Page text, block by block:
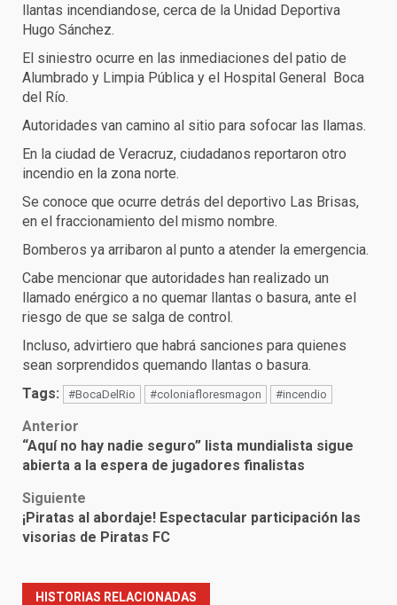
llantas incendiandose, cerca de la Unidad Deportiva
Hugo Sánchez.
El siniestro ocurre en las inmediaciones del patio de
Alumbrado y Limpia Pública y el Hospital General Boca
del Río.
Autoridades van camino al sitio para sofocar las llamas.
En la ciudad de Veracruz, ciudadanos reportaron otro
incendio en la zona norte.
Se conoce que ocurre detrás del deportivo Las Brisas,
en el fraccionamiento del mismo nombre.
Bomberos ya arribaron al punto a atender la emergencia.
Cabe mencionar que autoridades han realizado un
llamado enérgico a no quemar llantas o basura, ante el
riesgo de que se salga de control.
Incluso, advirtiero que habrá sanciones para quienes
sean sorprendidos quemando llantas o basura.
Tags:
#BocaDelRio #coloniafloresmagon #incendio
Post
navigation
Anterior
“Aquí no hay nadie seguro” lista mundialista sigue
abierta a la espera de jugadores finalistas
Siguiente
¡Piratas al abordaje! Espectacular participación las
visorias de Piratas FC
HISTORIAS RELACIONADAS